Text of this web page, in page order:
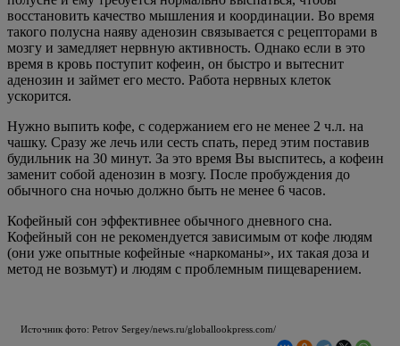
восстановить качество мышления и координации. Во время
такого полусна наяву аденозин связывается с рецепторами в
мозгу и замедляет нервную активность. Однако если в это
время в кровь поступит кофеин, он быстро и вытеснит
аденозин и займет его место. Работа нервных клеток
ускорится.
Нужно выпить кофе, с содержанием его не менее 2 ч.л. на
чашку. Сразу же лечь или сесть спать, перед этим поставив
будильник на 30 минут. За это время Вы выспитесь, а кофеин
заменит собой аденозин в мозгу. После пробуждения до
обычного сна ночью должно быть не менее 6 часов.
Кофейный сон эффективнее обычного дневного сна.
Кофейный сон не рекомендуется зависимым от кофе людям
(они уже опытные кофейные «наркоманы», их такая доза и
метод не возьмут) и людям с проблемным пищеварением.
Источник фото: Petrov Sergey/news.ru/globallookpress.com/